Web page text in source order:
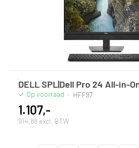
DELL SPL|Dell Pro 24 All-in-
Op voorraad · HFF97
1.107,-
914,88 excl. BTW